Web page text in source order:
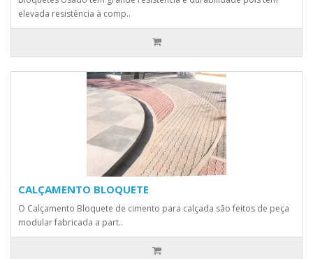
elevada resistência à comp..
CALÇAMENTO BLOQUETE
O Calçamento Bloquete de cimento para calçada são feitos de peça
modular fabricada a part..